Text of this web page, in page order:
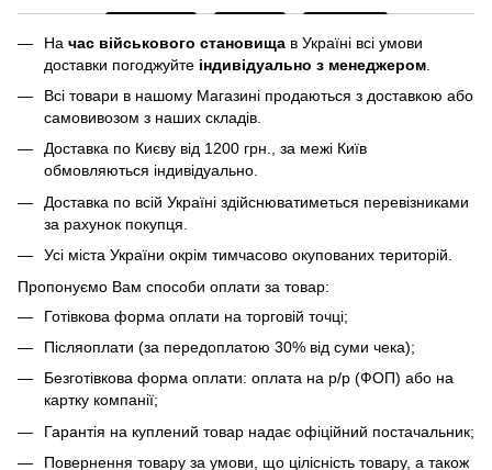
На час військового становища в Україні всі умови
доставки погоджуйте індивідуально з менеджером
Всі товари в нашому Магазині продаються з доставкою або
самовивозом з наших складів.
Доставка по Києву від 1200 грн., за межі Київ
обмовляються індивідуально.
Доставка по всій Україні здійснюватиметься перевізниками
за рахунок покупця.
Усі міста України окрім тимчасово окупованих територій.
Пропонуємо Вам способи оплати за товар:
Готівкова форма оплати на торговій точці;
Післяоплати (за передоплатою 30% від суми чека);
Безготівкова форма оплати: оплата на р/р (ФОП) або на
картку компанії;
Гарантія на куплений товар надає офіційний постачальник;
Повернення товару за умови, що цілісність товару, а також